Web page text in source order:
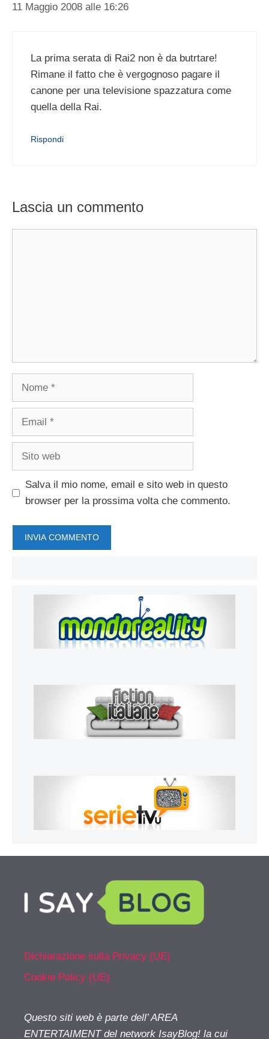
11 Maggio 2008 alle 16:26
La prima serata di Rai2 non è da butrtare!
Rimane il fatto che è vergognoso pagare il
canone per una televisione spazzatura come
quella della Rai.
Rispondi
Lascia un commento
Nome
Email
Sito
Salva il mio nome, email e sito web in questo
browser per la prossima volta che commento.
Dichiarazione sulla Privacy (UE)
Cookie Policy (UE)
Questo siti web è parte dell’ AREA
ENTERTAIMENT del network IsayBlog! la cui